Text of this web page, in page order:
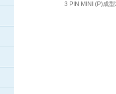
3 PIN MINI (P)成